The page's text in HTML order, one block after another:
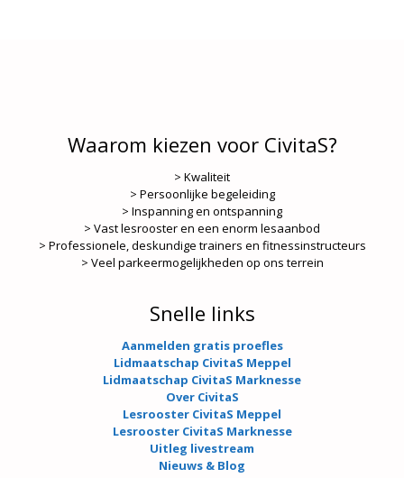
Waarom kiezen voor CivitaS?
> Kwaliteit
> Persoonlijke begeleiding
> Inspanning en ontspanning
> Vast lesrooster en een enorm lesaanbod
> Professionele, deskundige trainers en fitnessinstructeurs
> Veel parkeermogelijkheden op ons terrein
Snelle links
Aanmelden gratis proefles
Lidmaatschap CivitaS Meppel
Lidmaatschap CivitaS Marknesse
Over CivitaS
Lesrooster CivitaS Meppel
Lesrooster CivitaS Marknesse
Uitleg livestream
Nieuws & Blog